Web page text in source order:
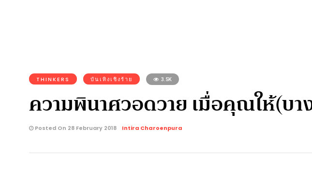
THINKERS บันเทิงเชิงร้าย 3.5K
ความพินาศวอดวาย เมื่อคุณให้(บา
Posted On 28 February 2018 Intira Charoenpura